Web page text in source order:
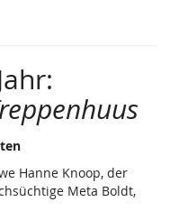
Hanne Knoop, der
Meta Boldt,